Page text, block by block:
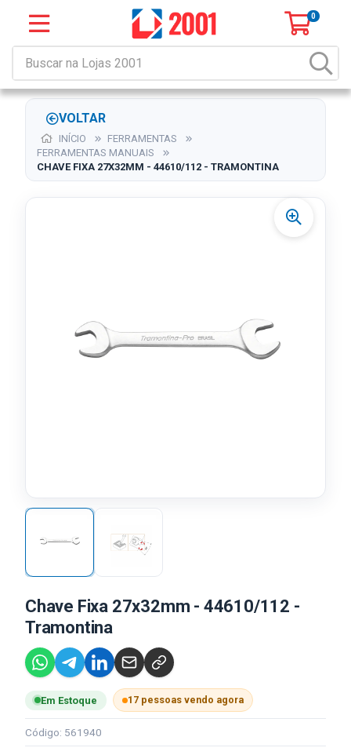
0
VOLTAR
INÍCIO
FERRAMENTAS
FERRAMENTAS MANUAIS
CHAVE FIXA 27X32MM - 44610/112 - TRAMONTINA
Chave Fixa 27x32mm - 44610/112 -
Tramontina
Em Estoque 17 pessoas vendo agora
Código: 561940